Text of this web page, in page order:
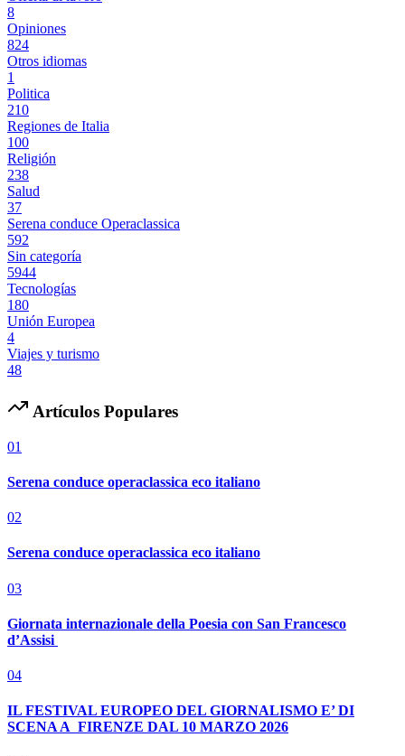
8
Opiniones
824
Otros idiomas
1
Politica
210
Regiones de Italia
100
Religión
238
Salud
37
Serena conduce Operaclassica
592
Sin categoría
5944
Tecnologías
180
Unión Europea
4
Viajes y turismo
48
Artículos Populares
01
Serena conduce operaclassica eco italiano
02
Serena conduce operaclassica eco italiano
03
Giornata internazionale della Poesia con San Francesco
d’Assisi
04
IL FESTIVAL EUROPEO DEL GIORNALISMO E’ DI
SCENA A FIRENZE DAL 10 MARZO 2026